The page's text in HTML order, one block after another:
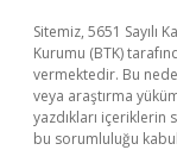
Sitemiz, 5651 Sayılı
Kurumu (BTK)
vermektedir. Bu
veya araştırma
yazdıkları
bu sorumluluğu